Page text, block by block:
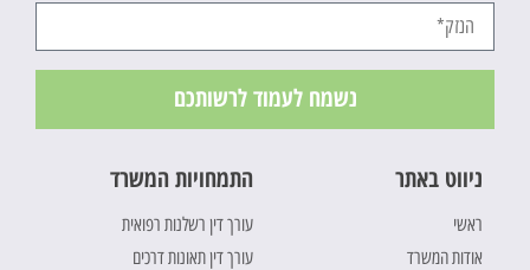
נשמח לעמוד לרשותכם
ניווט באתר
ראשי
אודות המשרד
התמחויות המשרד
עורך דין רשלנות רפואית
עורך דין תאונות דרכים